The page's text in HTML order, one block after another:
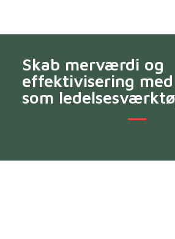
Skab merværdi og
effektivisering med
som